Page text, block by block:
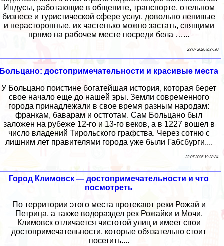
Индусы, работающие в общепите, транспорте, отельном
бизнесе и туристической сфере услуг, довольно ленивые
и нерасторопные, их частенько можно застать, спящими
прямо на рабочем месте посреди бела …...
23 07 2026 8:37:30
Больцано: достопримечательности и красивые места
У Больцано поистине богатейшая история, которая берет
свое начало еще до нашей эры. Земли современного
города принадлежали в свое время разным народам:
франкам, баварам и остготам. Сам Больцано был
заложен на рубеже 12-го и 13-го веков, а в 1227 вошел в
число владений Тирольского графства. Через сотню с
лишним лет правителями города уже были Габсбурги....
22 07 2026 19:28:34
Город Климовск — достопримечательности и что
посмотреть
По территории этого места протекают реки Рожай и
Петрица, а также водораздел рек Рожайки и Мочи.
Климовск отличается чистотой улиц и имеет свои
достопримечательности, которые обязательно стоит
посетить....